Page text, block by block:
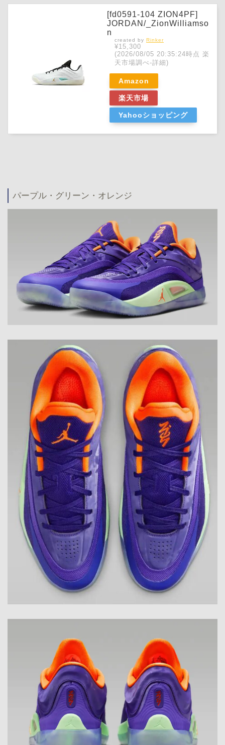
[fd0591-104 ZION4PF]
JORDAN/_ZionWilliamso
n
created by Rinker
¥15,300
(2026/08/05 20:35:24時点 楽
天市場調べ-詳細)
Amazon
楽天市場
Yahooショッピング
パープル・グリーン・オレンジ